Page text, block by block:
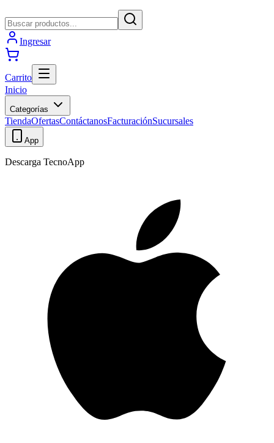
Ingresar
Carrito
Inicio
Categorías
TiendaOfertasContáctanosFacturaciónSucursales
App
Descarga TecnoApp